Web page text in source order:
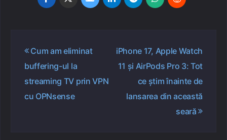
Navigare
articole
Cum am eliminat
buffering-ul la
streaming TV prin VPN
cu OPNsense
iPhone 17, Apple Watch
11 și AirPods Pro 3: Tot
ce știm înainte de
lansarea din această
seară